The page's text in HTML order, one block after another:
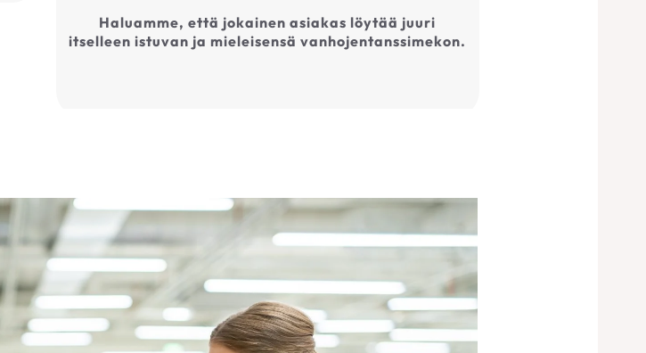
Haluamme, että jokainen asiakas löytää juuri
itselleen istuvan ja mieleisensä vanhojentanssimekon.